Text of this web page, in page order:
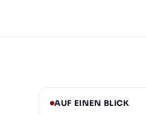
AUF EINEN BLICK